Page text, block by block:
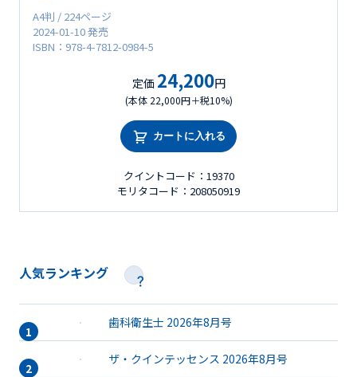
A4判 / 224ページ
2024-01-10 発売
ISBN：978-4-7812-0984-5
定価 24,200円
(本体 22,000円＋税10%)
カートに入れる
クイントコード：19370
モリタコード：208050919
人気ランキング
歯科衛生士 2026年8月号
ザ・クインテッセンス 2026年8月号